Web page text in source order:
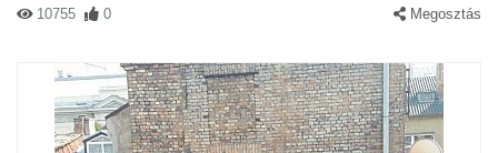
10755 0 Megosztás